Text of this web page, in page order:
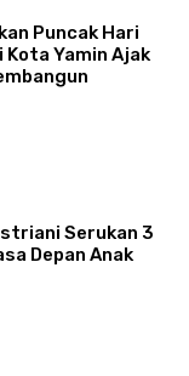
Puncak Hari
Kota Yamin Ajak
Serukan 3
Depan Anak